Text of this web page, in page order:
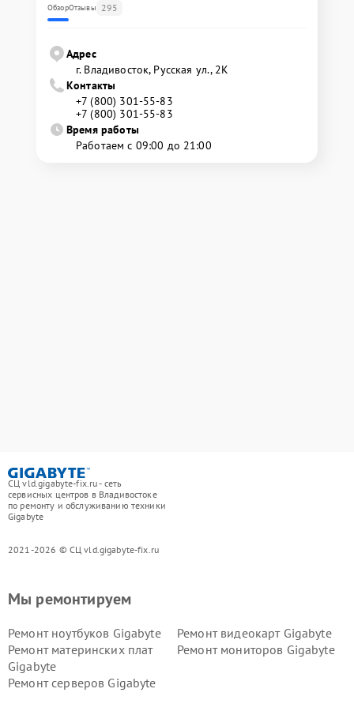
ОбзорОтзывы 295
Адрес
г. Владивосток, Русская ул., 2К
Контакты
+7 (800) 301-55-83
+7 (800) 301-55-83
Время работы
Работаем с 09:00 до 21:00
СЦ vld.gigabyte-fix.ru - сеть
сервисных центров в Владивостоке
по ремонту и обслуживанию техники
Gigabyte
2021-2026 © СЦ vld.gigabyte-fix.ru
Мы ремонтируем
Ремонт ноутбуков Gigabyte
Ремонт видеокарт Gigabyte
Ремонт материнских плат
Gigabyte
Ремонт мониторов Gigabyte
Ремонт серверов Gigabyte